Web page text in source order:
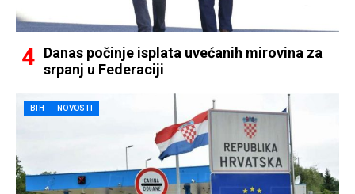
Danas počinje isplata uvećanih mirovina za
srpanj u Federaciji
BIH NOVOSTI